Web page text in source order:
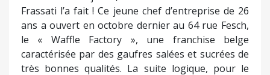
Frassati l’a fait ! Ce jeune chef d’entreprise de 26
ans a ouvert en octobre dernier au 64 rue Fesch,
le « Waffle Factory », une franchise belge
caractérisée par des gaufres salées et sucrées de
très bonnes qualités. La suite logique, pour le